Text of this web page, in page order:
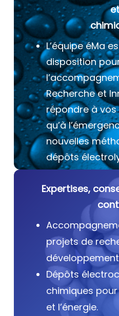
L’équipe éMa
disposition
Recherche et
répondre à
qu’à
nouvelles
dépôts
Expertises,
projets de
Dépôts
chimiques
et l’énergie.